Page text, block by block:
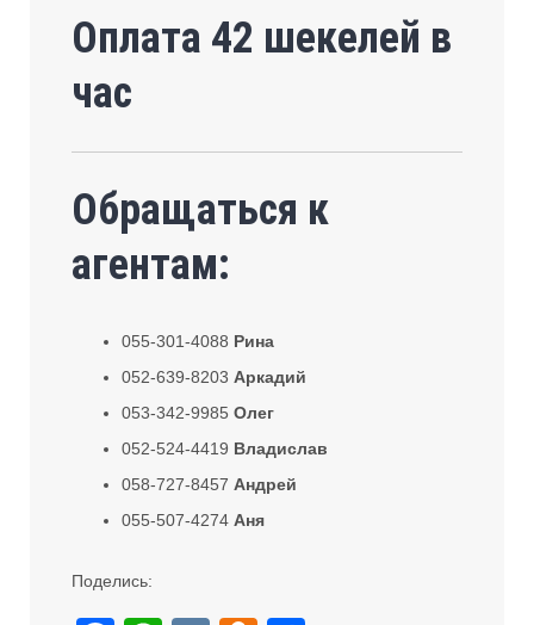
Оплата 42 шекелей в
час
Обращаться к
агентам:
055-301-4088 Рина
052-639-8203Аркадий
053-342-9985Олег
052-524-4419 Владислав
058-727-8457Андрей
055-507-4274Аня
Поделись: